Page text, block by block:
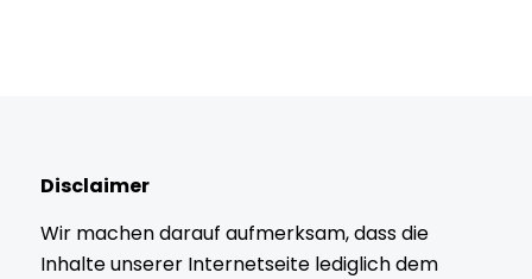
Disclaimer
Wir machen darauf aufmerksam, dass die
Inhalte unserer Internetseite lediglich dem